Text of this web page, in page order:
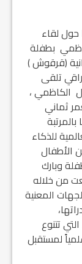
لقاء
بطفلة
(قرقوش )
تلقى
الكاظمي ،
ثماني
للذكاء
الأطفال
وبارك
من خلاله
المعنية
تتنوع
لمستقبل